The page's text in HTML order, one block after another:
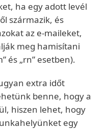
ha egy adott levél
származik, és
az e-maileket,
meg hamisítani
és „rn” esetben).
extra időt
benne, hogy a
hiszen lehet, hogy
egy